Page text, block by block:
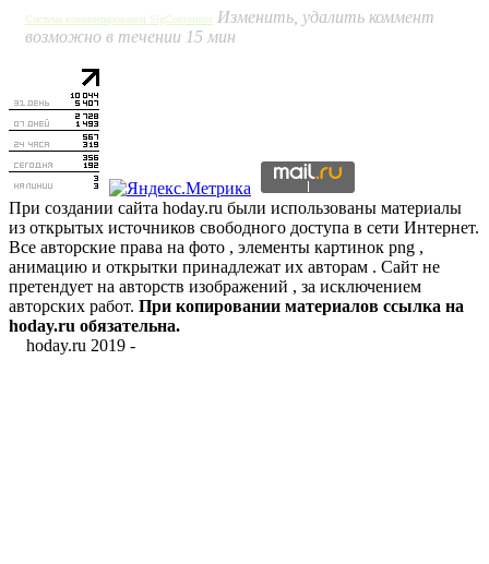
Система комментирования SigComments Изменить, удалить коммент
возможно в течении 15 мин
При создании сайта hoday.ru были использованы материалы
из открытых источников свободного доступа в сети Интернет.
Все авторские права на фото , элементы картинок png ,
анимацию и открытки принадлежат их авторам . Сайт не
претендует на авторств изображений , за исключением
авторских работ. При копировании материалов ссылка на
hoday.ru обязательна.
hoday.ru 2019 -